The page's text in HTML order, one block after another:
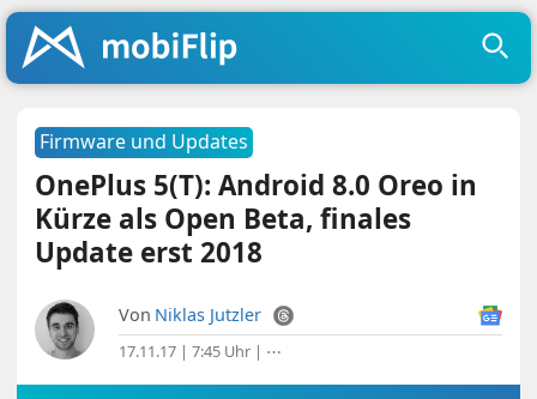
Firmware und Updates
OnePlus 5(T): Android 8.0 Oreo in
Kürze als Open Beta, finales
Update erst 2018
Von Niklas Jutzler
17.11.17 | 7:45 Uhr | ⋯